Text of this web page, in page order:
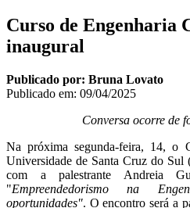
Curso de Engenharia
inaugural
Publicado por: Bruna Lovato
Publicado em: 09/04/2025
Conversa ocorre de
Na próxima segunda-feira, 14, o
Universidade de Santa Cruz do Sul
com a palestrante Andreia
"Empreendedorismo na
oportunidades". O encontro será a